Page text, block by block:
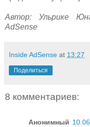
Автор: Ульрике
AdSense
Inside AdSense at 13:27
Поделиться
8 комментариев:
Анонимный